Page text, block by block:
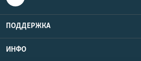
ПОДДЕРЖКА
ИНФО